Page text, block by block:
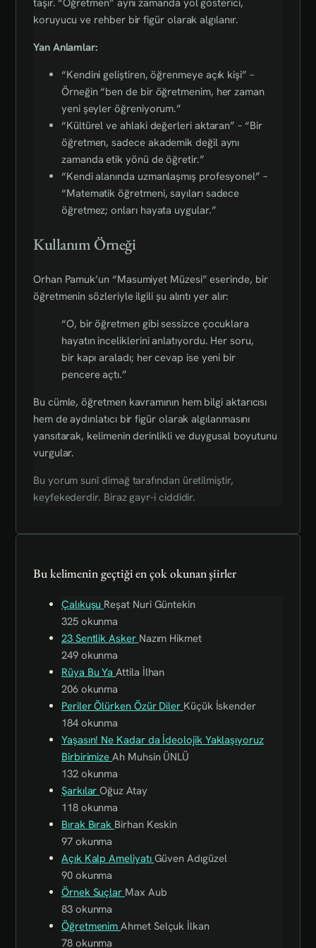
koruyucu ve rehber bir figür olarak algılanır.
Yan Anlamlar:
“Kendini geliştiren, öğrenmeye açık kişi” –
Örneğin “ben de bir öğretmenim, her zaman
yeni şeyler öğreniyorum.”
“Kültürel ve ahlaki değerleri aktaran” – “Bir
öğretmen, sadece akademik değil aynı
zamanda etik yönü de öğretir.”
“Kendi alanında uzmanlaşmış profesyonel” –
“Matematik öğretmeni, sayıları sadece
öğretmez; onları hayata uygular.”
Kullanım Örneği
Orhan Pamuk’un “Masumiyet Müzesi” eserinde, bir
öğretmenin sözleriyle ilgili şu alıntı yer alır:
“O, bir öğretmen gibi sessizce çocuklara
hayatın inceliklerini anlatıyordu. Her soru,
bir kapı araladı; her cevap ise yeni bir
pencere açtı.”
Bu cümle, öğretmen kavramının hem bilgi aktarıcısı
hem de aydınlatıcı bir figür olarak algılanmasını
yansıtarak, kelimenin derinlikli ve duygusal boyutunu
vurgular.
Bu yorum sunî dimağ tarafından üretilmiştir,
keyfekederdir. Biraz gayr-i ciddidir.
Bu kelimenin geçtiği en çok okunan şiirler
Çalıkuşu Reşat Nuri Güntekin
325 okunma
23 Sentlik Asker Nazım Hikmet
249 okunma
Rüya Bu YaAttila İlhan
206 okunma
Periler Ölürken Özür Diler Küçük İskender
184 okunma
Yaşasın! Ne Kadar da İdeolojik Yaklaşıyoruz
BirbirimizeAh Muhsin ÜNLÜ
132 okunma
ŞarkılarOğuz Atay
118 okunma
Bırak Bırak Birhan Keskin
97 okunma
Açık Kalp Ameliyatı Güven Adıgüzel
90 okunma
Örnek Suçlar Max Aub
83 okunma
ÖğretmenimAhmet Selçuk İlkan
78 okunma